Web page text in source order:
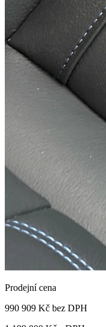
Prodejní cena
990 909 Kč bez DPH